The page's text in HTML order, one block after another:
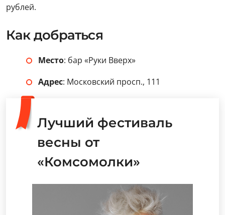
рублей.
Как добраться
Место: бар «Руки Вверх»
Адрес: Московский просп., 111
Лучший фестиваль
весны от
«Комсомолки»